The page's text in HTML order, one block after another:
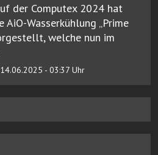
der Computex 2024 hat
AiO-Wasserkühlung „Prime
welche nun im
- 03:37 Uhr